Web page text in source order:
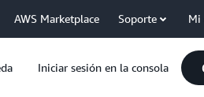
AWS Marketplace Soporte Mi
Iniciar sesión en la consola